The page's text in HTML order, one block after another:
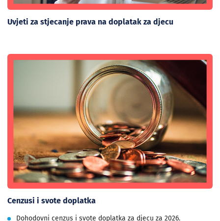
Uvjeti za stjecanje prava na doplatak za djecu
Cenzusi i svote doplatka
Dohodovni cenzus i svote doplatka za djecu za 2026.